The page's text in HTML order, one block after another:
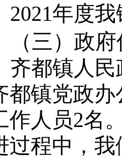
2021年度
（三）政
齐都镇人民
都镇党政办
作人员2名
过程中，我